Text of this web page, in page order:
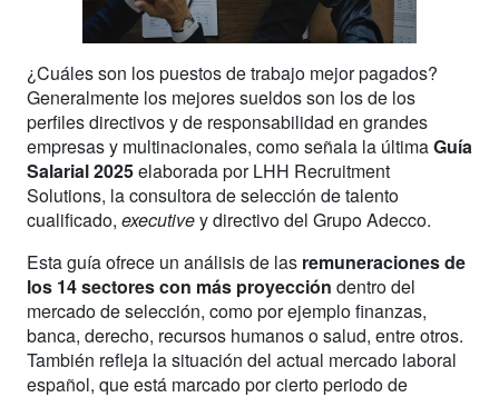
¿Cuáles son los puestos de trabajo mejor pagados?
Generalmente los mejores sueldos son los de los
perfiles directivos y de responsabilidad en grandes
empresas y multinacionales, como señala la últimaGuía
Salarial 2025elaborada por LHH Recruitment
Solutions, la consultora de selección de talento
cualificado, executivey directivo del Grupo Adecco.
Esta guía ofrece un análisis de las remuneraciones de
los 14 sectores con más proyección dentro del
mercado de selección, como por ejemplo finanzas,
banca, derecho, recursos humanos o salud, entre otros.
También refleja la situación del actual mercado laboral
español, que está marcado por cierto periodo de